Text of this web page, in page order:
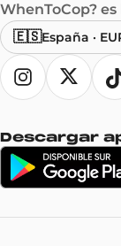
WhenToCop?
🇪🇸España ·
Descargar